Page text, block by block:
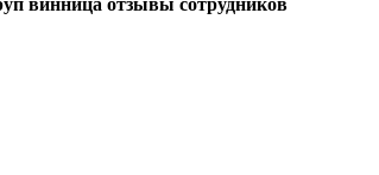
винница отзывы сотрудников